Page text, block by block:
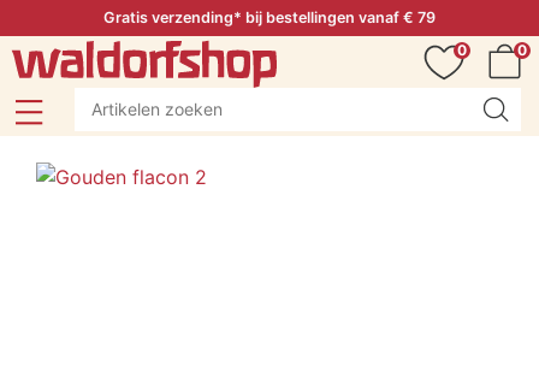
Gratis verzending* bij bestellingen vanaf € 79
0
0